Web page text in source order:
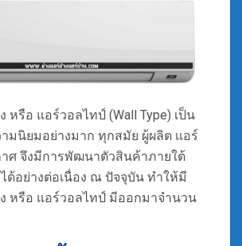
หรือ แอร์วอลไทป์ (Wall Type) เป็น
มนิยมอย่างมาก ทุกสมัย ผู้ผลิต แอร์
าศ จึงมีการพัฒนาตัวสินค้าภายใต้
ด้อย่างต่อเนื่อง ณ ปัจจุบัน ทำให้มี
หรือ แอร์วอลไทป์ มีออกมาจำนวน